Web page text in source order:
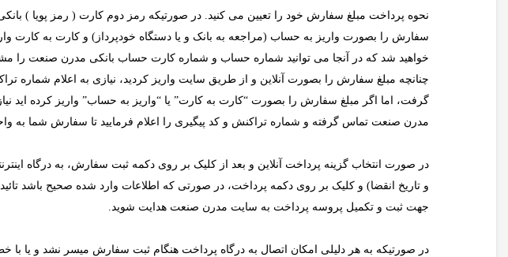
نحوه پرداخت مبلغ سفارش خود را تعیین می کنید. در صورتیکه رمز دوم کارت ( رمز پویا ) بانکی
سفارش را بصورت واریز به حساب (مراجعه به بانک و یا دستگاه خودپرداز) و کارت به کارت
خواهید شد که در آنجا می توانید شماره حساب و شماره کارت حساب بانکی مدرن صنعت را
چنانچه مبلغ سفارش را بصورت آنلاین و از طریق سایت واریز کردید، نیازی به اعلام
گرفت، اما اگر مبلغ سفارش را بصورت “کارت به کارت” یا “واریز به حساب” واریز کرده
مدرن صنعت تماس گرفته و شماره تراکنش و کد پیگیری را اعلام فرمایید تا سفارش شما به
و تاریخ انقضا) و کلیک بر روی دکمه پرداخت، در صورتی که اطلاعات وارد شده صحیح باشد
جهت ثبت و تکمیل پروسه پرداخت به سایت مدرن صنعت هدایت شوید.
در صورتیکه به هر دلیلی امکان اتصال به درگاه پرداخت هنگام ثبت سفارش میسر نشد و یا